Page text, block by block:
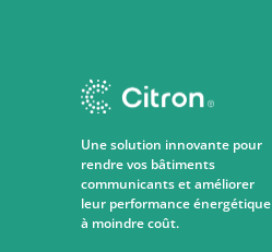
Une solution innovante pour
rendre vos bâtiments
communicants et améliorer
leur performance énergétique
à moindre coût.